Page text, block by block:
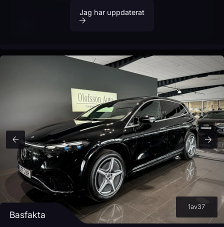
Jag har uppdaterat
1av37
12 mån 24 mån 36 mån
7
15%
MÅNADSKOSTNAD 12 041kr/mån
Beräkningen är ungefärlig och baseras på bilens pris, vald kontantinsats,
avbetalningstid och ränta.
Boka provkörning
Basfakta